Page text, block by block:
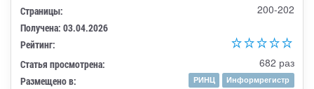
Страницы: 200-202
Получена: 03.04.2026
Рейтинг:
Статья просмотрена:
682 раз
Размещено в: РИНЦ
Информрегистр